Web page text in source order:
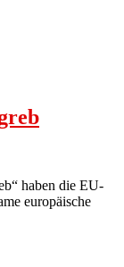
haben die EU-
europäische